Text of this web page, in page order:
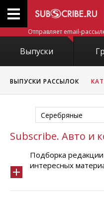
Отправляет email-
Выпуски
ВЫПУСКИ РАССЫЛОК
Серебряные
Subscribe. Авто и
Подборка
интересных